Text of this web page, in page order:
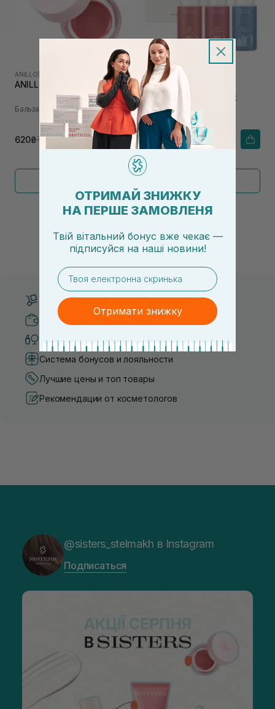
ANILLO
ANILLO Rosy Glow Balm 5 г
Бальзам для губ
620₴775₴
ANILLO| ROSY NIGHT
ANILLO Rosy Night &
Shower Time Travel Kit
Набор для тела
1 210₴
Бесплатная доставка от 3000 UAH
Безопасные способы оплаты
Только оригинальная косметика
Система бонусов и лояльности
Лучшие цены и топ товары
Рекомендации от косметологов
@sisters_stelmakh в Instagram
Подписаться
ОТРИМАЙ ЗНИЖКУ
НА ПЕРШЕ ЗАМОВЛЕНЯ
Твій вітальний бонус вже чекає —
підписуйся на наші новини!
email
Отримати знижку